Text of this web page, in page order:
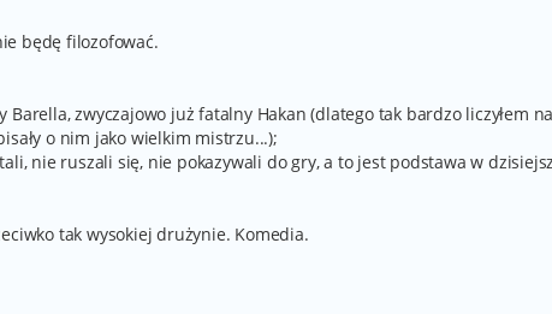
będę filozofować.
zwyczajowo już fatalny Hakan (dlatego tak bardzo liczyłem
o nim jako wielkim mistrzu...);
nie ruszali się, nie pokazywali do gry, a to jest podstawa w
tak wysokiej drużynie. Komedia.